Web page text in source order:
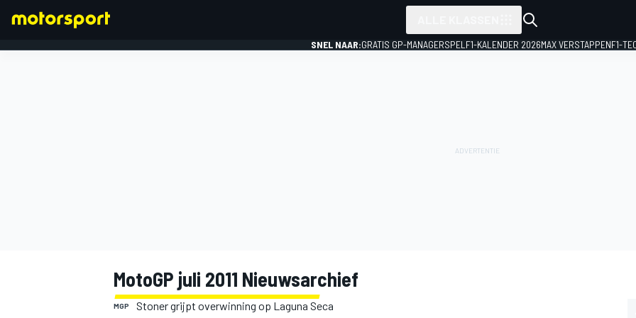
SNEL NAAR:GRATIS GP-MANAGERSPEL F1-KALENDER 2026MAX VERSTAPPENF1-
MotoGP juli 2011 Nieuwsarchief
MGP Stoner grijpt overwinning op Laguna Seca